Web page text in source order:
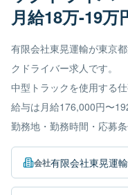
月給18万-19万
有限会社東晃運輸が東京
クドライバー求人です。
中型トラックを使用する仕
給与は月給176,000円〜
勤務地・勤務時間・応募
会社有限会社東晃運輸